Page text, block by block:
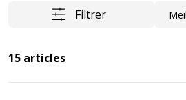
Filtrer Trier
15 articles